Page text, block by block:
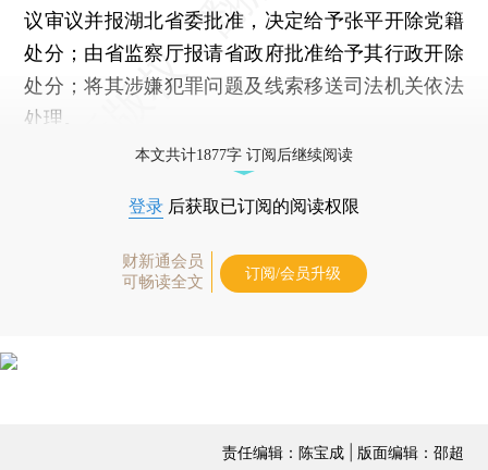
议审议并报湖北省委批准，决定给予张平开除党籍
处分；由省监察厅报请省政府批准给予其行政开除
处分；将其涉嫌犯罪问题及线索移送司法机关依法
处理。
本文共计1877字 订阅后继续阅读
登录 后获取已订阅的阅读权限
财新通会员
可畅读全文
订阅/会员升级
责任编辑：陈宝成 | 版面编辑：邵超